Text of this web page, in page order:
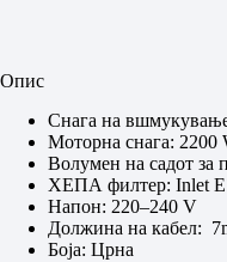
Опис
Снага на
Моторна снага: 2200
Волумен на садот за
ХЕПА филтер: Inlet
Напон: 220–240 V
Должина на кабел:
Боја: Црна